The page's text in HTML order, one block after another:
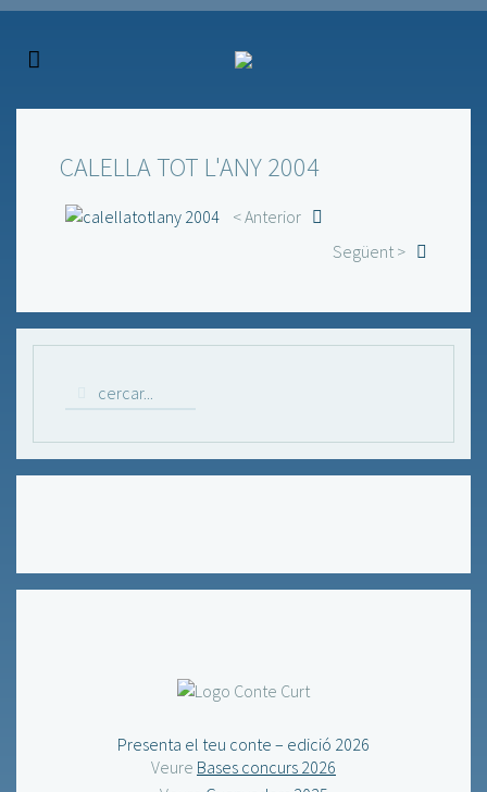
CALELLA TOT L'ANY 2004
< Anterior
Següent >
Presenta el teu conte – edició 2026
Veure Bases concurs 2026